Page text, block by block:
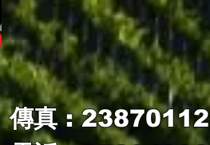
傳真 : 23870112